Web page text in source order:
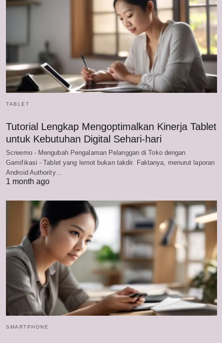
TABLET
Tutorial Lengkap Mengoptimalkan Kinerja Tablet
untuk Kebutuhan Digital Sehari-hari
Screemo - Mengubah Pengalaman Pelanggan di Toko dengan
Gamifikasi - Tablet yang lemot bukan takdir. Faktanya, menurut laporan
Android Authority…
1 month ago
SMARTPHONE